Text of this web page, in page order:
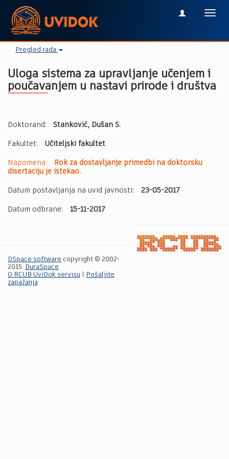
Pregled rada
Uloga sistema za upravljanje učenjem i
poučavanjem u nastavi prirode i društva
Doktorand: Stanković, Dušan S.
Fakultet: Učiteljski fakultet
Napomena:
Rok za dostavljanje primedbi na doktorsku
disertaciju je istekao.
Datum postavljanja na uvid javnosti: 23-05-2017
Datum odbrane: 15-11-2017
DSpace software copyright © 2002-
2015
DuraSpace
O RCUB UviDok servisu
Pošaljite
zapažanja